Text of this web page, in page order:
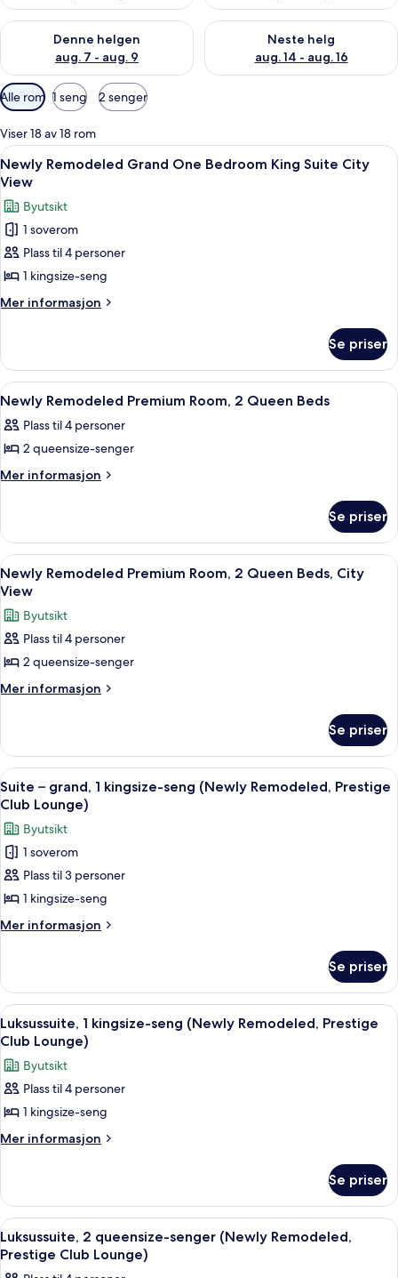
Denne helgen
aug. 7 - aug. 9
Sjekk tilgjengelighet for denne helgen, aug. 7 - aug. 9
Neste helg
aug. 14 - aug. 16
Sjekk tilgjengelighet for neste
Tilgjengelige
filtre
for
rom
Alle rom 1 seng 2 senger
Viser 18 av 18 rom
Åpne
alle
bildene
av
Newly
Remodeled
Grand
One
Suite
City
View
Newly Remodeled Grand One
6
Newly Remodeled Grand One Bedroom King Suite City
View
Byutsikt
1 soverom
Plass til 4 personer
1 kingsize-seng
Mer informasjon
Mer
Remodeled
Grand
One
Bedroom
King
Suite
View
Se priser
Åpne
alle
bildene
av
Newly
Room,
2
Queen
Beds
Sengetøy i egyptisk bomull,
5
Newly Remodeled Premium Room, 2 Queen Beds
Plass til 4 personer
2 queensize-senger
Mer informasjon
Mer
Remodeled
Premium
Room,
2
Beds
Se priser
Åpne
alle
bildene
av
Newly
Remodeled
Premium
Queen
Beds,
City
View
Sengetøy i egyptisk bomull,
5
Newly Remodeled Premium Room, 2 Queen Beds, City
View
Byutsikt
Plass til 4 personer
2 queensize-senger
Mer informasjon
Mer
Remodeled
Premium
Room,
2
Beds,
City
View
Se priser
Åpne
alle
bildene
av
Suite
–
grand,
1
(Newly
Remodeled,
Prestige
Club
Lounge)
8
Suite – grand, 1 kingsize-seng (Newly Remodeled, Prestige
Club Lounge)
Byutsikt
1 soverom
Plass til 3 personer
1 kingsize-seng
Mer informasjon
Mer
–
grand,
1
kingsize-
(Newly
Remodeled,
Club
Lounge)
Se priser
Åpne
alle
bildene
av
Luksussuite,
1
kingsize-
Remodeled,
Prestige
Club
Lounge)
8
Luksussuite, 1 kingsize-seng (Newly Remodeled, Prestige
Club Lounge)
Byutsikt
Plass til 4 personer
1 kingsize-seng
Mer informasjon
Mer
1
kingsize-
seng
(Newly
Remodeled,
Se priser
Åpne
alle
bildene
9
Luksussuite, 2 queensize-senger (Newly Remodeled,
Prestige Club Lounge)